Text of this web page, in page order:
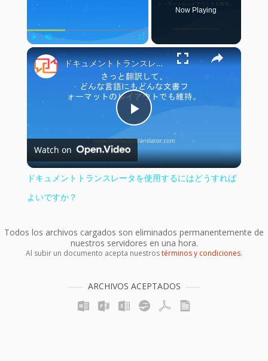
Play Unmute Fullscreen
Now Playing
×
Play
Video
ドキュメントトランスレータを使用するにはどうすればよいですか？
Watch on
ドキュメントトランスレータを使用するにはどうすれば
よいですか？
Todos los archivos cargados son eliminados permanentemente de
nuestros servidores en una hora.
Al subir un documento acepta nuestrostérminos y condiciones.
ARCHIVOS ACEPTADOS